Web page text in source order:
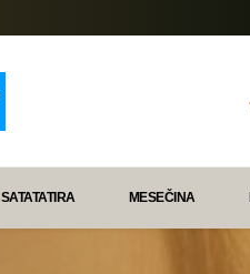
SATATATIRA MESEČINA